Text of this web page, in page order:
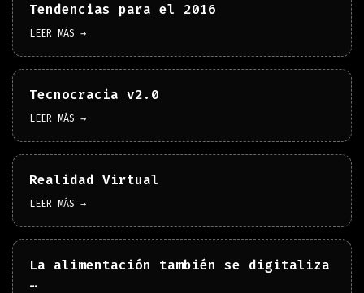
Tendencias para el 2016
LEER MÁS →
Tecnocracia v2.0
LEER MÁS →
Realidad Virtual
LEER MÁS →
La alimentación también se digitaliza
…